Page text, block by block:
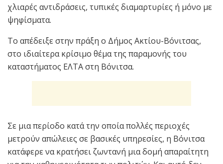
χλιαρές αντιδράσεις, τυπικές διαμαρτυρίες ή μόνο με
ψηφίσματα.
Το απέδειξε στην πράξη ο Δήμος Ακτίου-Βόνιτσας,
στο ιδιαίτερα κρίσιμο θέμα της παραμονής του
καταστήματος ΕΛΤΑ στη Βόνιτσα.
Σε μια περίοδο κατά την οποία πολλές περιοχές
μετρούν απώλειες σε βασικές υπηρεσίες, η Βόνιτσα
κατάφερε να κρατήσει ζωντανή μια δομή απαραίτητη